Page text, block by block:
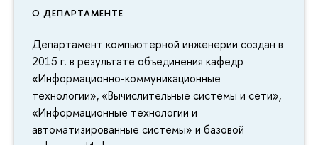
О ДЕПАРТАМЕНТЕ
Департамент компьютерной инженерии создан в
2015 г. в результате объединения кафедр
«Информационно-коммуникационные
технологии», «Вычислительные системы и сети»,
«Информационные технологии и
автоматизированные системы» и базовой